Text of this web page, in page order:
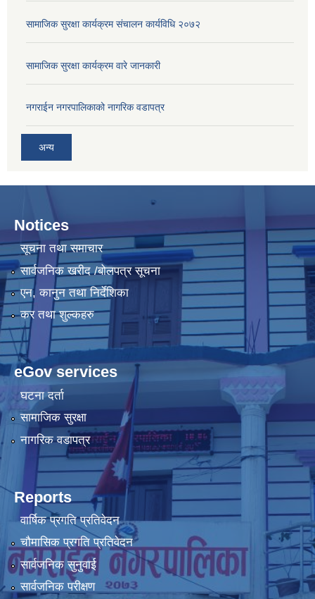
सामाजिक सुरक्षा कार्यक्रम संचालन कार्यविधि २०७२
सामाजिक सुरक्षा कार्यक्रम वारे जानकारी
नगराईन नगरपालिकाको नागरिक वडापत्र
अन्य
Notices
सूचना तथा समाचार
सार्वजनिक खरीद /बोलपत्र सूचना
एन, कानुन तथा निर्देशिका
कर तथा शुल्कहरु
eGov services
घटना दर्ता
सामाजिक सुरक्षा
नागरिक वडापत्र
Reports
वार्षिक प्रगति प्रतिवेदन
चौमासिक प्रगति प्रतिवेदन
सार्वजनिक सुनुवाई
सार्वजनिक परीक्षण